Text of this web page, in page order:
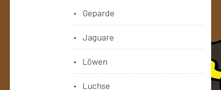
Geparde
Jaguare
Löwen
Luchse